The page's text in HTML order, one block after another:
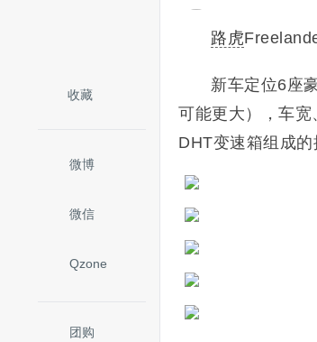
收藏
微博
微信
Qzone
团购
路虎
新车定位6座
可能更大），车
DHT变速箱组成的